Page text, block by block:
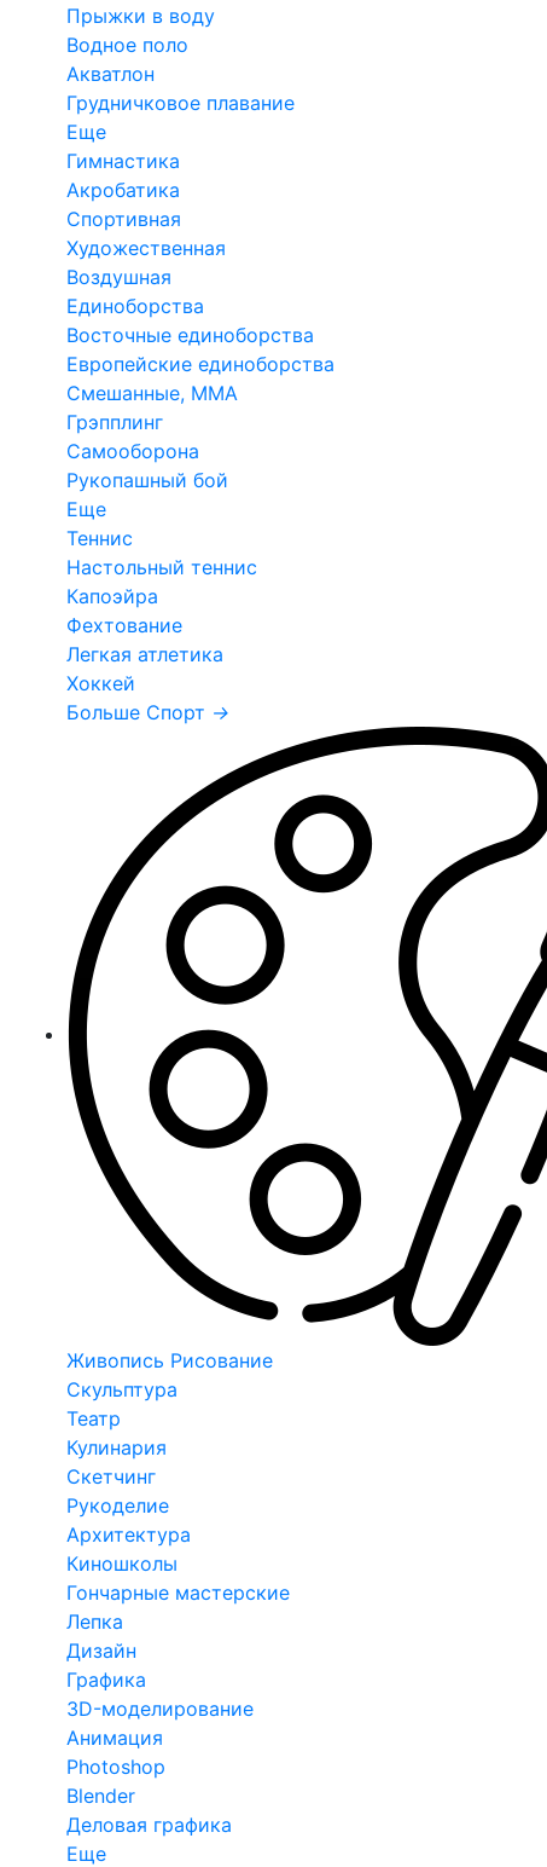
Прыжки в воду
Водное поло
Акватлон
Грудничковое плавание
Еще
Гимнастика
Акробатика
Спортивная
Художественная
Воздушная
Единоборства
Восточные единоборства
Европейские единоборства
Смешанные, ММА
Грэпплинг
Самооборона
Рукопашный бой
Еще
Теннис
Настольный теннис
Капоэйра
Фехтование
Легкая атлетика
Хоккей
Больше Спорт →
Живопись Рисование
Скульптура
Театр
Кулинария
Скетчинг
Рукоделие
Архитектура
Киношколы
Гончарные мастерские
Лепка
Дизайн
Графика
3D-моделирование
Анимация
Photoshop
Blender
Деловая графика
Еще